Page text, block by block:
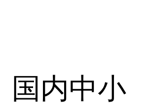
内中小